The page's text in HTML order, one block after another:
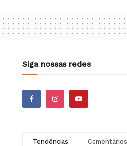
Siga nossas redes
Tendências Comentários